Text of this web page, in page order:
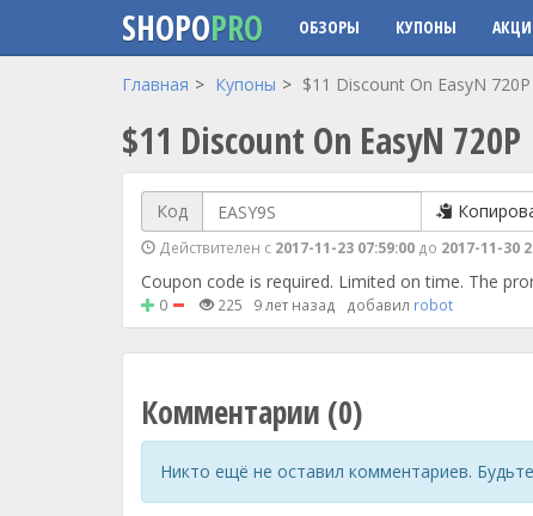
Перейти к основному содержанию
SHOPOPRO ОБЗОРЫ КУПОНЫ
Главная Купоны $11 Discount On EasyN
$11 Discount On EasyN
Код
Действителен с 2017-11-23 07:59:00 до 2017-11-30
Coupon code is required. Limited on time. The
0 225 9 лет назад добавил robot
Комментарии (0)
Никто ещё не оставил комментариев.